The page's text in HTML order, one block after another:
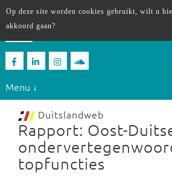
Menu ↓
Duitslandweb
Rapport: Oost-
topfuncties
Op deze site worden cookies gebruikt, wilt u
akkoord gaan?